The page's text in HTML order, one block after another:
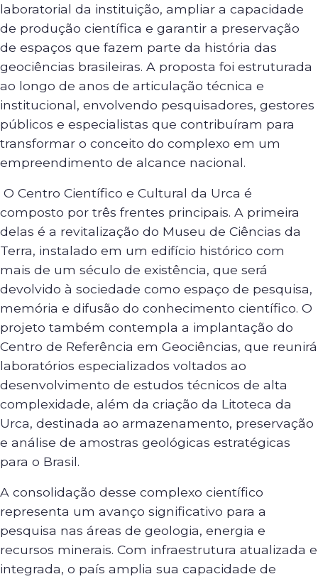
laboratorial da instituição, ampliar a capacidade
de produção científica e garantir a preservação
de espaços que fazem parte da história das
geociências brasileiras. A proposta foi estruturada
ao longo de anos de articulação técnica e
institucional, envolvendo pesquisadores, gestores
públicos e especialistas que contribuíram para
transformar o conceito do complexo em um
empreendimento de alcance nacional.
O Centro Científico e Cultural da Urca é
composto por três frentes principais. A primeira
delas é a revitalização do Museu de Ciências da
Terra, instalado em um edifício histórico com
mais de um século de existência, que será
devolvido à sociedade como espaço de pesquisa,
memória e difusão do conhecimento científico. O
projeto também contempla a implantação do
Centro de Referência em Geociências, que reunirá
laboratórios especializados voltados ao
desenvolvimento de estudos técnicos de alta
complexidade, além da criação da Litoteca da
Urca, destinada ao armazenamento, preservação
e análise de amostras geológicas estratégicas
para o Brasil.
A consolidação desse complexo científico
representa um avanço significativo para a
pesquisa nas áreas de geologia, energia e
recursos minerais. Com infraestrutura atualizada e
integrada, o país amplia sua capacidade de